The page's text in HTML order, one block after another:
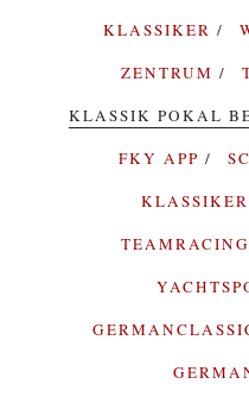
KLASSIKER
ZENTRUM
KLASSIK POKAL
FKY APP
TEAMRACING